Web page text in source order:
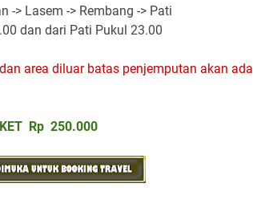
-> Lasem -> Rembang -> Pati
dan dari Pati Pukul 23.00
area diluar batas penjemputan akan ada
Rp 250.000